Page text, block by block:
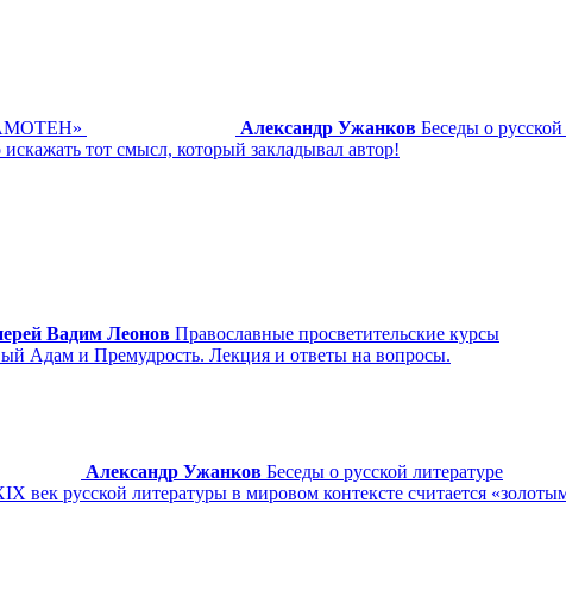
Александр Ужанков Беседы о
тот смысл, который закладывал автор!
Вадим Леонов Православные просветительские курсы
Адам и Премудрость. Лекция и ответы на вопросы.
Александр Ужанков Беседы о русской литературе
век русской литературы в мировом контексте считается